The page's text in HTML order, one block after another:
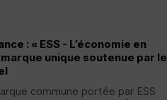
: « ESS - L’économie en
marque unique soutenue par le
commune portée par ESS